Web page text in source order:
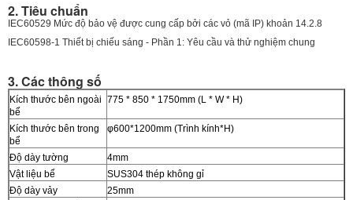
2. Tiêu chuẩn
IEC60529 Mức độ bảo vệ được cung cấp bởi các vỏ (mã IP) khoản 14.2.8
IEC60598-1 Thiết bị chiếu sáng - Phần 1: Yêu cầu và thử nghiệm chung
3. Các thông số
Kích thước bên ngoài
bể
775 * 850 * 1750mm (L * W * H)
Kích thước bên trong
bể
φ600*1200mm (Trình kính*H)
Độ dày tường
4mm
Vật liệu bể
SUS304 thép không gỉ
Độ dày vảy
25mm